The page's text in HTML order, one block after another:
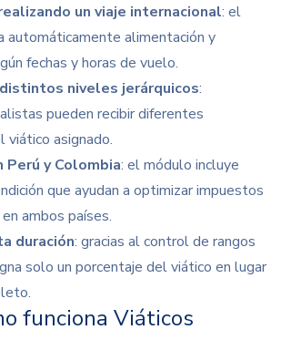
un viaje internacional: el
automáticamente alimentación y
fechas y horas de vuelo.
niveles jerárquicos:
pueden recibir diferentes
viático asignado.
Perú y Colombia: el módulo incluye
que ayudan a optimizar impuestos
ambos países.
duración: gracias al control de rangos
solo un porcentaje del viático en lugar
funciona Viáticos